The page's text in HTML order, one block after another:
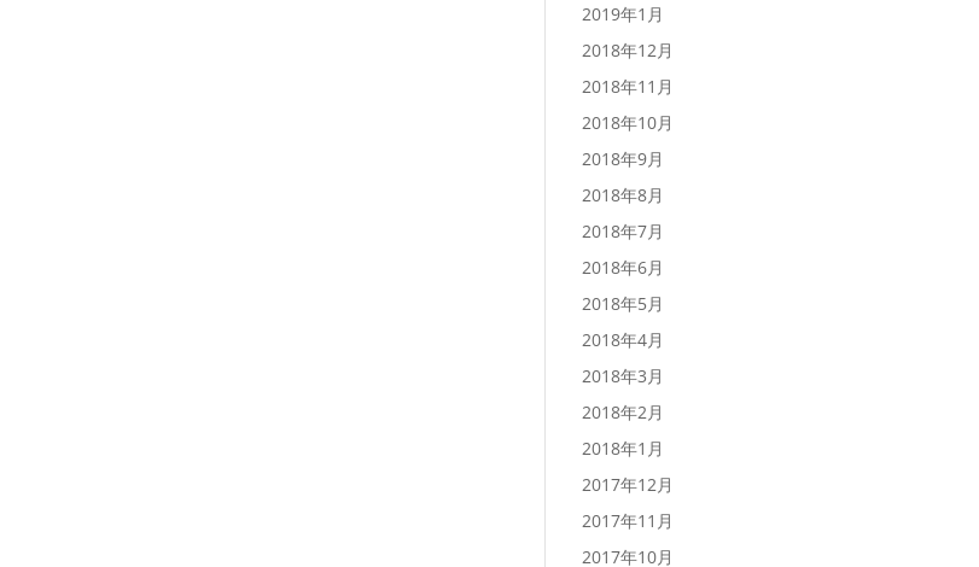
2019年1月
2018年12月
2018年11月
2018年10月
2018年9月
2018年8月
2018年7月
2018年6月
2018年5月
2018年4月
2018年3月
2018年2月
2018年1月
2017年12月
2017年11月
2017年10月